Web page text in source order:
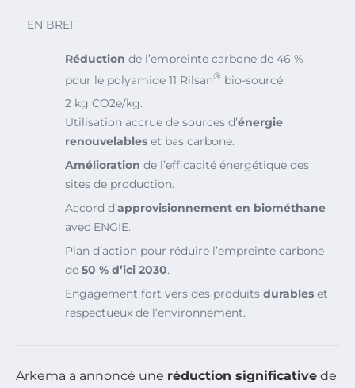
EN BREF
Réduction de l’empreinte carbone de 46 %
pour le polyamide 11 Rilsan® bio-sourcé.
2 kg CO2e/kg.
Utilisation accrue de sources d’énergie
renouvelables et bas carbone.
Amélioration de l’efficacité énergétique des
sites de production.
Accord d’approvisionnement en biométhane
avec ENGIE.
Plan d’action pour réduire l’empreinte carbone
de 50 % d’ici 2030.
Engagement fort vers des produits durables et
respectueux de l’environnement.
Arkema a annoncé une réduction significative de